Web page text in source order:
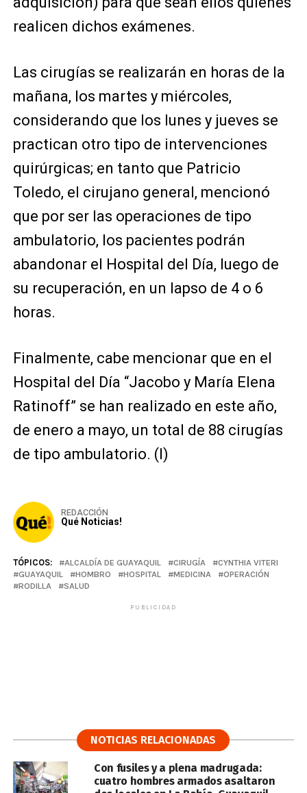
realicen dichos exámenes.
Las cirugías se realizarán en horas de la
mañana, los martes y miércoles,
considerando que los lunes y jueves se
practican otro tipo de intervenciones
quirúrgicas; en tanto que Patricio
Toledo, el cirujano general, mencionó
que por ser las operaciones de tipo
ambulatorio, los pacientes podrán
abandonar el Hospital del Día, luego de
su recuperación, en un lapso de 4 o 6
horas.
Finalmente, cabe mencionar que en el
Hospital del Día “Jacobo y María Elena
Ratinoff” se han realizado en este año,
de enero a mayo, un total de 88 cirugías
de tipo ambulatorio. (I)
REDACCIÓN
Qué Noticias!
TÓPICOS: ALCALDÍA DE GUAYAQUIL CIRUGÍA
CYNTHIA VITERI
GUAYAQUIL
HOMBRO HOSPITAL MEDICINA
OPERACIÓN
RODILLA
SALUD
PUBLICIDAD
NOTICIAS RELACIONADAS
Con fusiles y a plena madrugada:
cuatro hombres armados asaltaron